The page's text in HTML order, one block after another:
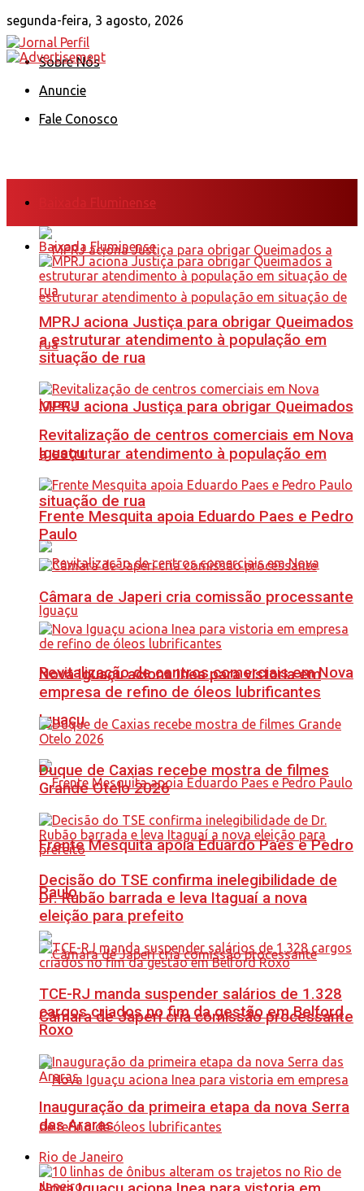
segunda-feira, 3 agosto, 2026
Sobre Nós
Anuncie
Fale Conosco
Baixada Fluminense
MPRJ aciona Justiça para obrigar Queimados
a estruturar atendimento à população em
situação de rua
Revitalização de centros comerciais em Nova
Iguaçu
Frente Mesquita apoia Eduardo Paes e Pedro
Paulo
Câmara de Japeri cria comissão processante
Baixada Fluminense
MPRJ aciona Justiça para obrigar Queimados
a estruturar atendimento à população em
situação de rua
Revitalização de centros comerciais em Nova
Iguaçu
Frente Mesquita apoia Eduardo Paes e Pedro
Paulo
Câmara de Japeri cria comissão processante
Nova Iguaçu aciona Inea para vistoria em
empresa de refino de óleos lubrificantes
Duque de Caxias recebe mostra de filmes
Grande Otelo 2026
Decisão do TSE confirma inelegibilidade de
Dr. Rubão barrada e leva Itaguaí a nova
eleição para prefeito
TCE-RJ manda suspender salários de 1.328
cargos criados no fim da gestão em Belford
Roxo
Inauguração da primeira etapa da nova Serra
das Araras
Rio de Janeiro